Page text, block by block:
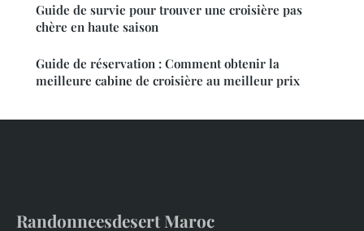
Guide de survie pour trouver une croisière pas
chère en haute saison
Guide de réservation : Comment obtenir la
meilleure cabine de croisière au meilleur prix
Randonneesdesert Maroc